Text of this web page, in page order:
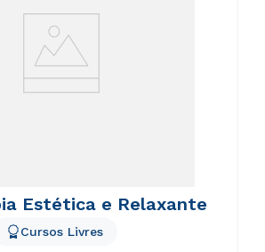
Estética e Relaxante
Cursos Livres